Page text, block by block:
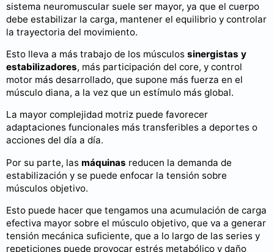
sistema neuromuscular suele ser mayor, ya que el cuerpo
debe estabilizar la carga, mantener el equilibrio y controlar
la trayectoria del movimiento.
Esto lleva a más trabajo de los músculos sinergistas y
estabilizadores, más participación del core, y control
motor más desarrollado, que supone más fuerza en el
músculo diana, a la vez que un estímulo más global.
La mayor complejidad motriz puede favorecer
adaptaciones funcionales más transferibles a deportes o
acciones del día a día.
Por su parte, las máquinas reducen la demanda de
estabilización y se puede enfocar la tensión sobre
músculos objetivo.
Esto puede hacer que tengamos una acumulación de carga
efectiva mayor sobre el músculo objetivo, que va a generar
tensión mecánica suficiente, que a lo largo de las series y
repeticiones puede provocar estrés metabólico y daño